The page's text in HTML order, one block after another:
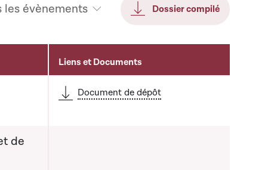
les évènements Dossier compilé
Liens et Documents
Document de dépôt
de